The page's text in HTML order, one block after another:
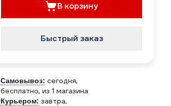
В корзину
Быстрый заказ
Самовывоз: сегодня,
бесплатно, из 1 магазина
Курьером: завтра,